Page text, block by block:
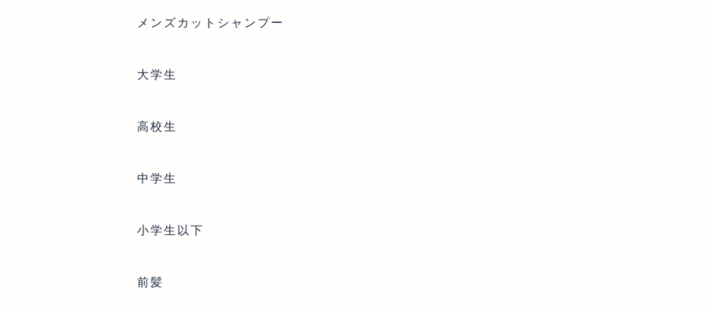
メンズカットシャンプー
大学生
高校生
中学生
小学生以下
前髪